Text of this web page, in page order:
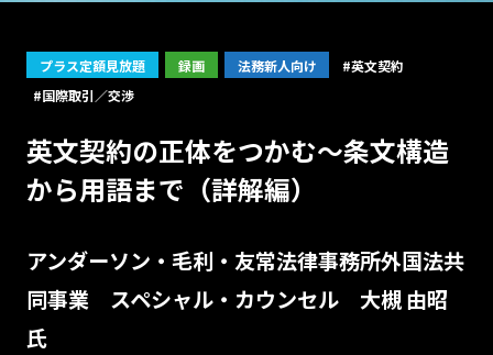
プラス定額見放題 録画 法務新人向け
#英文契約
#国際取引／交渉
英文契約の正体をつかむ～条文構造
から用語まで（詳解編）
アンダーソン・毛利・友常法律事務所外国法共
同事業 スペシャル・カウンセル 大槻 由昭
氏